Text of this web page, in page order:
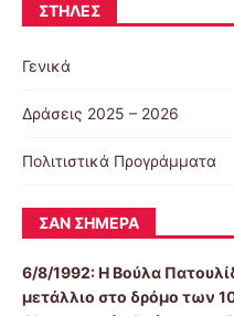
ΣΤΉΛΕΣ
Γενικά
Δράσεις 2025 – 2026
Πολιτιστικά Προγράμματα
ΣΑΝ ΣΉΜΕΡΑ
6/8/1992:Η Βούλα
μετάλλιο στο δρόμο των